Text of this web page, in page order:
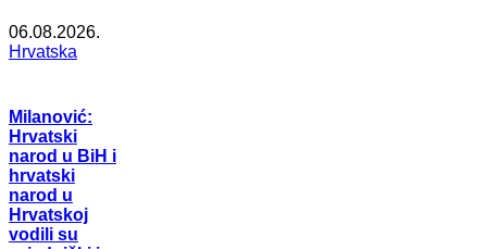
06.08.2026.
Hrvatska
Milanović:
Hrvatski
narod u BiH i
hrvatski
narod u
Hrvatskoj
vodili su